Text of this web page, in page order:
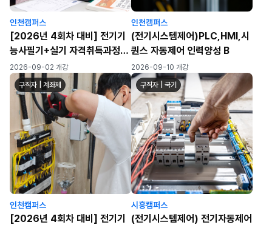
인천캠퍼스
[2026년 4회차 대비] 전기기
능사필기+실기 자격취득과정
(월~금/화목)
2026-09-02 개강
인천캠퍼스
(전기시스템제어)PLC,HMI,시
퀀스 자동제어 인력양성 B
2026-09-10 개강
구직자 | 계좌제
인천캠퍼스
[2026년 4회차 대비] 전기기
구직자 | 국기
시흥캠퍼스
(전기시스템제어) 전기자동제어